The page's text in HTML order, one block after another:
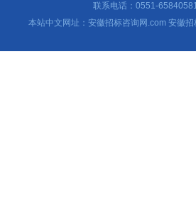
联系电话：0551-
本站中文网址：安徽招标咨询网.com 安徽